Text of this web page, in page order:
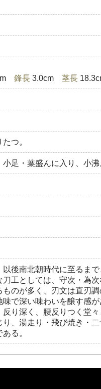
鋒長3.0cm 茎長
つ。
足・葉盛んに入り、小
後南北朝時代に至るま
工としては、守次・為
のが多く、刃文は直刃
で深い味わいを醸す感
り深く、腰反りつく堂
、湯走り・飛び焼き・
る。